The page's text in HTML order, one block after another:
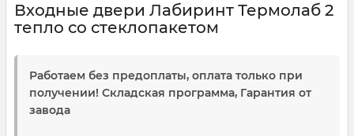
Входные двери Лабиринт Термолаб 2
тепло со стеклопакетом
Работаем без предоплаты, оплата только при
получении! Складская программа, Гарантия от
завода